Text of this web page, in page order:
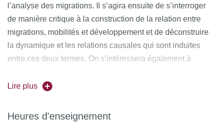
l’analyse des migrations. Il s’agira ensuite de s’interroger
de manière critique à la construction de la relation entre
migrations, mobilités et développement et de déconstruire
la dynamique et les relations causales qui sont induites
entre ces deux termes. On s’intéressera également à
les logiques et les rhétoriques des acteurs impliqués dans
cours sera, quant à elle, consacrée à une présentation des
Lire plus
Heures d'enseignement